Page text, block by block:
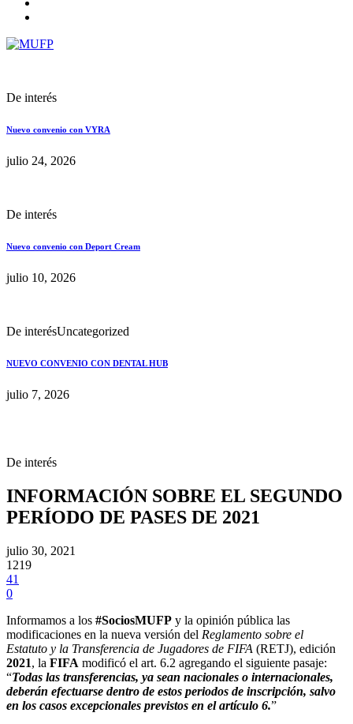
De interés
Nuevo convenio con VYRA
julio 24, 2026
De interés
Nuevo convenio con Deport Cream
julio 10, 2026
De interésUncategorized
NUEVO CONVENIO CON DENTAL HUB
julio 7, 2026
De interés
INFORMACIÓN SOBRE EL SEGUNDO
PERÍODO DE PASES DE 2021
julio 30, 2021
1219
41
0
Informamos a los #SociosMUFP y la opinión pública las
modificaciones en la nueva versión del Reglamento sobre el
Estatuto y la Transferencia de Jugadores de FIFA (RETJ), edición
2021, la FIFA modificó el art. 6.2 agregando el siguiente pasaje:
“Todas las transferencias, ya sean nacionales o internacionales,
deberán efectuarse dentro de estos periodos de inscripción, salvo
en los casos excepcionales previstos en el artículo 6.”